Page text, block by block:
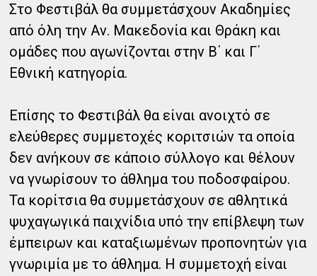
Στο Φεστιβάλ θα συμμετάσχουν Ακαδημίες
από όλη την Αν. Μακεδονία και Θράκη και
ομάδες που αγωνίζονται στην Β΄ και Γ΄
Εθνική κατηγορία.
Επίσης το Φεστιβάλ θα είναι ανοιχτό σε
ελεύθερες συμμετοχές κοριτσιών τα οποία
δεν ανήκουν σε κάποιο σύλλογο και θέλουν
να γνωρίσουν το άθλημα του ποδοσφαίρου.
Τα κορίτσια θα συμμετάσχουν σε αθλητικά
ψυχαγωγικά παιχνίδια υπό την επίβλεψη των
έμπειρων και καταξιωμένων προπονητών για
γνωριμία με το άθλημα. Η συμμετοχή είναι